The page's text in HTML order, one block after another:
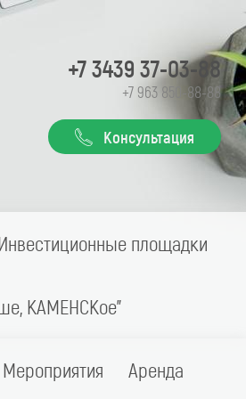
+7 3439 37-03-88
+7 963 850-88-88
Консультация
площадки
КАМЕНСКое"
Мероприятия Аренда